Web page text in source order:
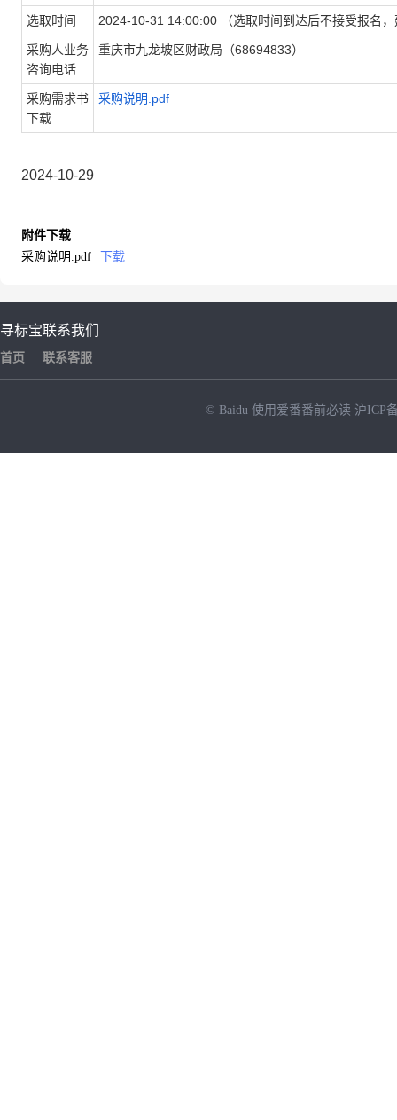
选取时间 2024-10-31 14:00:00 （选取时间到达后不接受报名
采购人业务
咨询电话
重庆市九龙坡区财政局（68694833）
采购需求书
下载
采购说明.pdf
2024-10-29
附件下载
采购说明.pdf
下载
寻标宝
首页
联系我们
联系客服
© Baidu 使用爱番番前必读 沪ICP